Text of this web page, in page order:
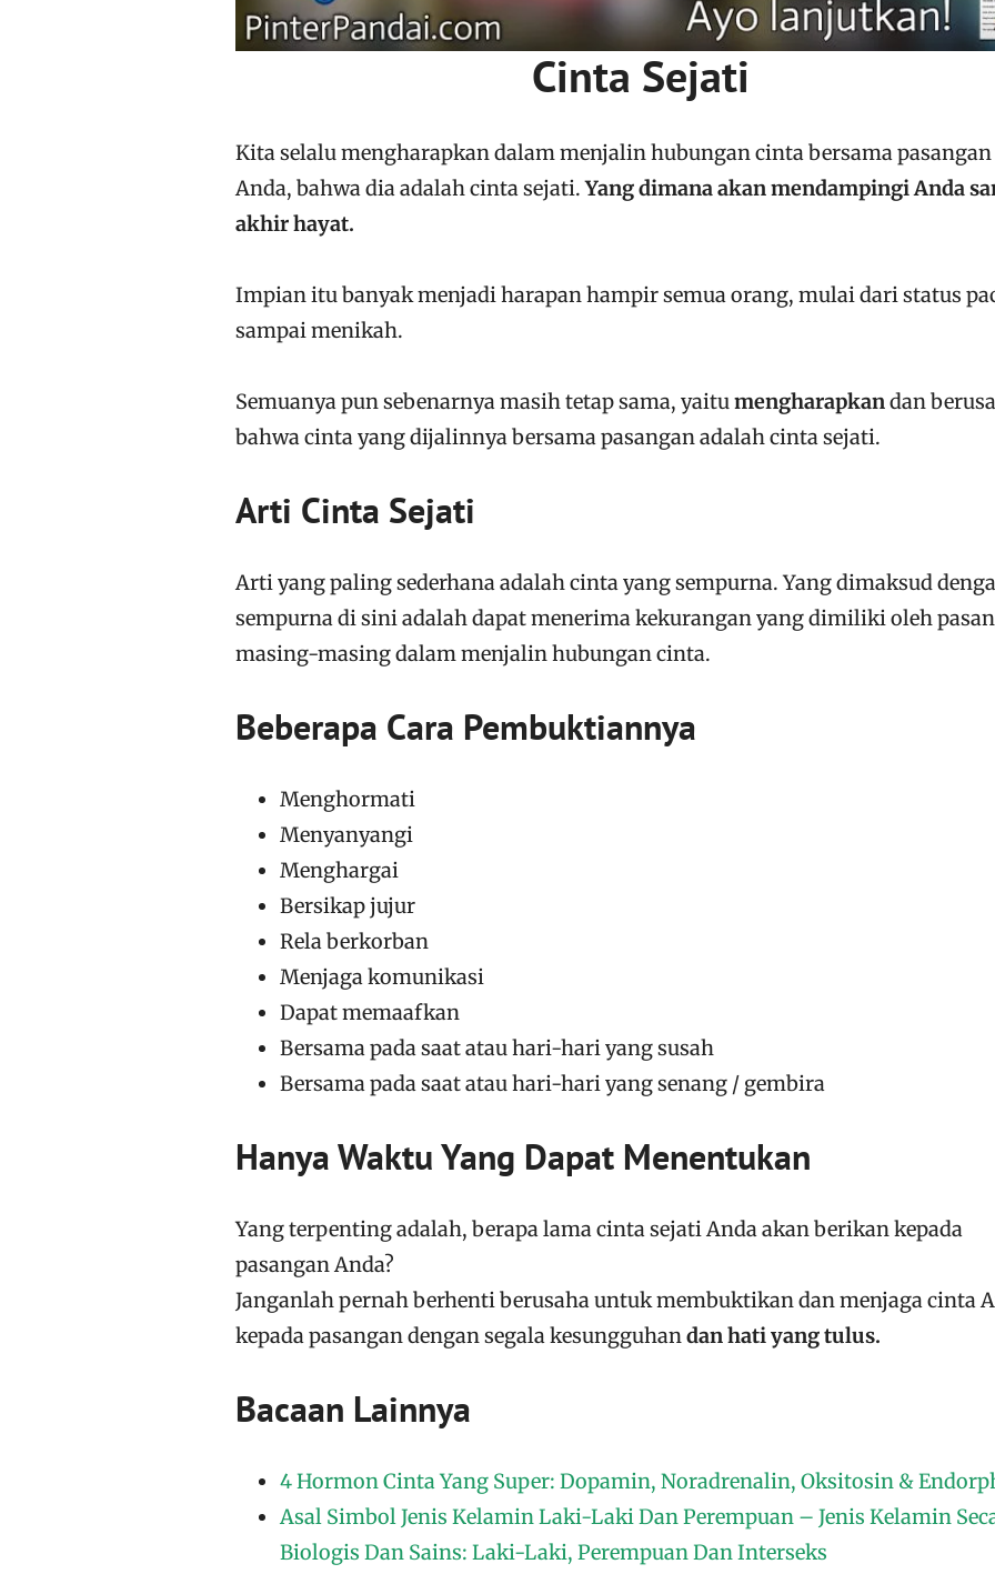
Cinta Sejati
Kita selalu mengharapkan dalam menjalin hubungan cinta bersama pasangan
Anda, bahwa dia adalah cinta sejati.Yang dimana akan mendampingi Anda
akhir hayat.
Impian itu banyak menjadi harapan hampir semua orang, mulai dari status
sampai menikah.
Semuanya pun sebenarnya masih tetap sama, yaitumengharapkandan
bahwa cinta yang dijalinnya bersama pasangan adalah cinta sejati.
Arti Cinta Sejati
Arti yang paling sederhana adalah cinta yang sempurna. Yang dimaksud
sempurna di sini adalah dapat menerima kekurangan yang dimiliki oleh
masing-masing dalam menjalin hubungan cinta.
Beberapa Cara Pembuktiannya
Menghormati
Menyanyangi
Menghargai
Bersikap jujur
Rela berkorban
Menjaga komunikasi
Dapat memaafkan
Bersama pada saat atau hari-hari yang susah
Bersama pada saat atau hari-hari yang senang / gembira
Hanya Waktu Yang Dapat Menentukan
Yang terpenting adalah, berapa lama cinta sejati Anda akan berikan kepada
pasangan Anda?
Janganlah pernah berhenti berusaha untuk membuktikan dan menjaga cinta
kepada pasangan dengan segala kesungguhandan hati yang tulus.
Bacaan Lainnya
4 Hormon Cinta Yang Super: Dopamin, Noradrenalin, Oksitosin &
Asal Simbol Jenis Kelamin Laki-Laki Dan Perempuan – Jenis Kelamin
Biologis Dan Sains: Laki-Laki, Perempuan Dan Interseks